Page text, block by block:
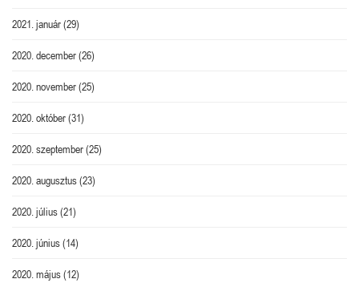
2021. január(29)
2020. december(26)
2020. november(25)
2020. október(31)
2020. szeptember(25)
2020. augusztus(23)
2020. július(21)
2020. június(14)
2020. május(12)